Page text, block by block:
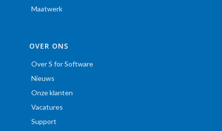
Maatwerk
OVER ONS
Over S for Software
Nieuws
Onze klanten
Vacatures
Support